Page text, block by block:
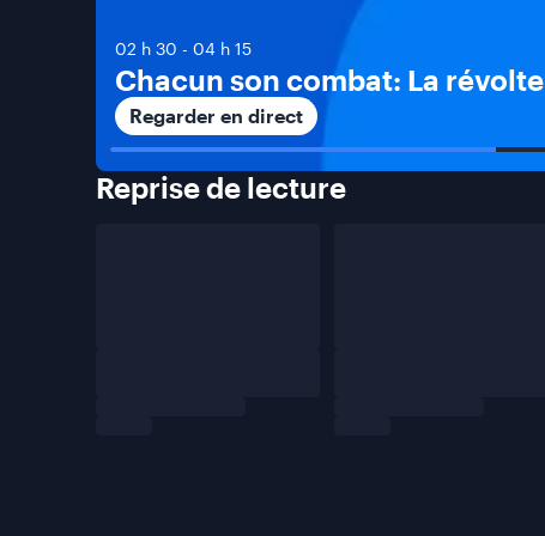
02 h 30 - 04 h 15
Chacun son combat: La révolte
Regarder en direct
Reprise de lecture